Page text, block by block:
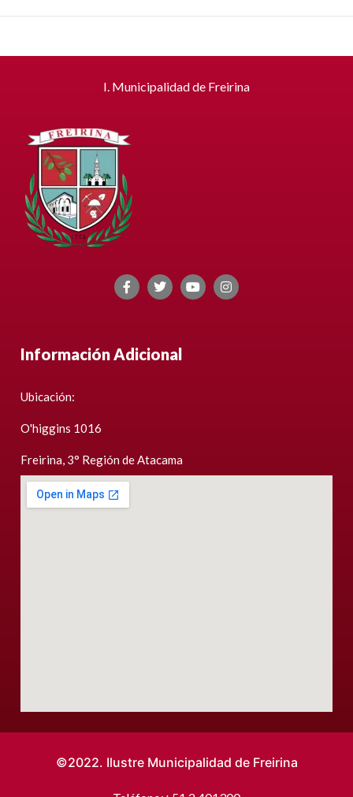
I. Municipalidad de Freirina
Información Adicional
Ubicación:
O'higgins 1016
Freirina, 3° Región de Atacama
©2022. Ilustre Municipalidad de Freirina